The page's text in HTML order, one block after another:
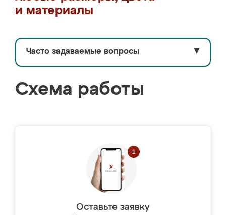
и материалы
Часто задаваемые вопросы ▼
Схема работы
Оставьте заявку